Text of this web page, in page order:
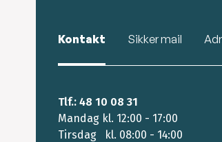
Kontakt Sikker mail
Tlf.: 48 10 08 31
Mandag kl. 12:00 - 17:00
Tirsdag kl. 08:00 - 14:00